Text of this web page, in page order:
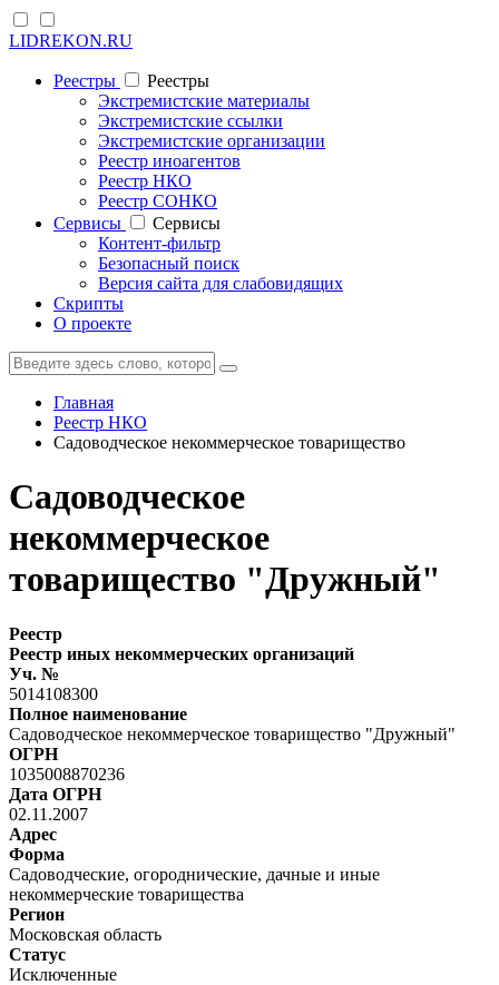
LIDREKON.RU
Реестры
Реестры
Экстремистские материалы
Экстремистские ссылки
Экстремистские организации
Реестр иноагентов
Реестр НКО
Реестр СОНКО
Cервисы
Cервисы
Контент-фильтр
Безопасный поиск
Версия сайта для слабовидящих
Скрипты
О проекте
Главная
Реестр НКО
Садоводческое некоммерческое товарищество
Садоводческое
некоммерческое
товарищество "Дружный"
Реестр
Реестр иных некоммерческих организаций
Уч. №
5014108300
Полное наименование
Садоводческое некоммерческое товарищество "Дружный"
ОГРН
1035008870236
Дата ОГРН
02.11.2007
Адрес
Форма
Садоводческие, огороднические, дачные и иные
некоммерческие товарищества
Регион
Московская область
Статус
Исключенные